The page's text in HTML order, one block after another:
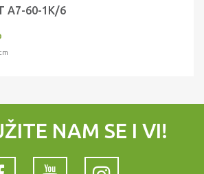
A7-60-1K/6
NAM SE I VI!